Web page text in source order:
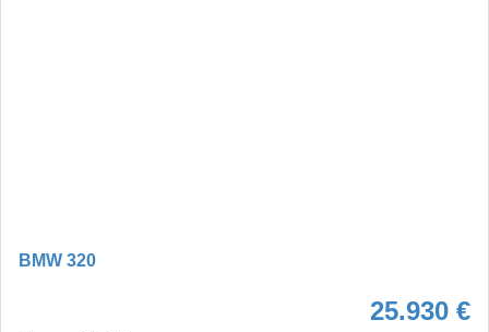
BMW 320
25.930 €